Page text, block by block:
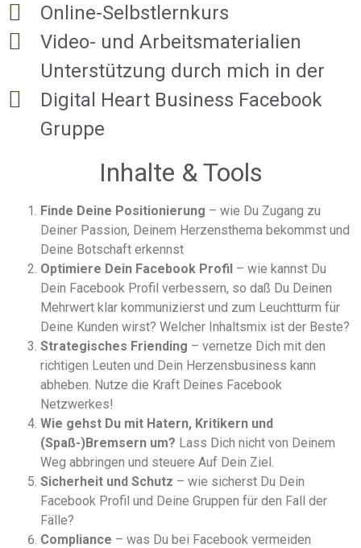
Online-Selbstlernkurs
Video- und Arbeitsmaterialien
Unterstützung durch mich in der
Digital Heart Business Facebook
Gruppe
Inhalte & Tools
Finde Deine Positionierung – wie Du Zugang zu
Deiner Passion, Deinem Herzensthema bekommst und
Deine Botschaft erkennst
Optimiere Dein Facebook Profil – wie kannst Du
Dein Facebook Profil verbessern, so daß Du Deinen
Mehrwert klar kommunizierst und zum Leuchtturm für
Deine Kunden wirst? Welcher Inhaltsmix ist der Beste?
Strategisches Friending – vernetze Dich mit den
richtigen Leuten und Dein Herzensbusiness kann
abheben. Nutze die Kraft Deines Facebook
Netzwerkes!
Wie gehst Du mit Hatern, Kritikern und
(Spaß-)Bremsern um? Lass Dich nicht von Deinem
Weg abbringen und steuere Auf Dein Ziel.
Sicherheit und Schutz – wie sicherst Du Dein
Facebook Profil und Deine Gruppen für den Fall der
Fälle?
Compliance – was Du bei Facebook vermeiden